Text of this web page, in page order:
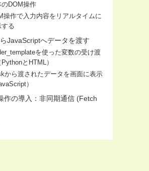
のDOM操作
操作で入力内容をリアルタイムに
する
JavaScriptへデータを渡す
を使った変数の受け渡
PythonとHTML）
から渡されたデータを画面に表示
）
作の導入：非同期通信 (Fetch